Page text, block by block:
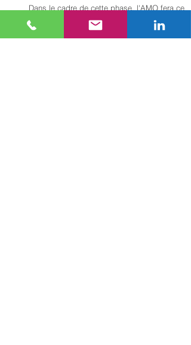
Dans le cadre de cette phase, l'AMO fera ce
qui est utile et nécessaire à la réalisation de
l'opération dans le respect du budget et du